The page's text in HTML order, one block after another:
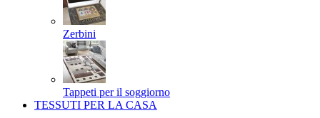
Zerbini
Tappeti per il soggiorno
TESSUTI PER LA CASA